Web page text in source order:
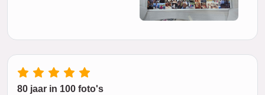
80 jaar in 100 foto's